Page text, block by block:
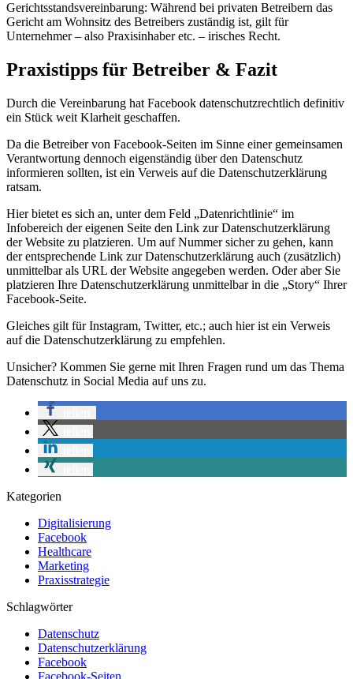
Gerichtsstandsvereinbarung: Während bei privaten Betreibern das
Gericht am Wohnsitz des Betreibers zuständig ist, gilt für
Unternehmer – also Praxisinhaber etc. – irisches Recht.
Praxistipps für Betreiber & Fazit
Durch die Vereinbarung hat Facebook datenschutzrechtlich definitiv
ein Stück weit Klarheit geschaffen.
Da die Betreiber von Facebook-Seiten im Sinne einer gemeinsamen
Verantwortung dennoch eigenständig über den Datenschutz
informieren sollten, ist ein Verweis auf die Datenschutzerklärung
ratsam.
Hier bietet es sich an, unter dem Feld „Datenrichtlinie“ im
Infobereich der eigenen Seite den Link zur Datenschutzerklärung
der Website zu platzieren. Um auf Nummer sicher zu gehen, kann
der entsprechende Link zur Datenschutzerklärung auch (zusätzlich)
unmittelbar als URL der Website angegeben werden. Oder aber Sie
platzieren Ihre Datenschutzerklärung unmittelbar in die „Story“ Ihrer
Facebook-Seite.
Gleiches gilt für Instagram, Twitter, etc.; auch hier ist ein Verweis
auf die Datenschutzerklärung zu empfehlen.
Unsicher? Kommen Sie gerne mit Ihren Fragen rund um das Thema
Datenschutz in Social Media auf uns zu.
Kategorien
Digitalisierung
Facebook
Healthcare
Marketing
Praxisstrategie
Schlagwörter
Datenschutz
Datenschutzerklärung
Facebook